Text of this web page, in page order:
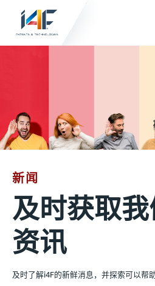
被许可方
资料
新闻
活动
新闻
及时获取
资讯
及时了解i4F的新鲜消息，并探索可以帮